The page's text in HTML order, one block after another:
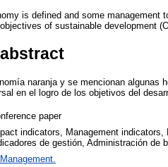
is defined and some
of sustainable development
naranja y se mencionan algunas
en el logro de los objetivos del
paper
indicators, Management
de gestión, Administración de